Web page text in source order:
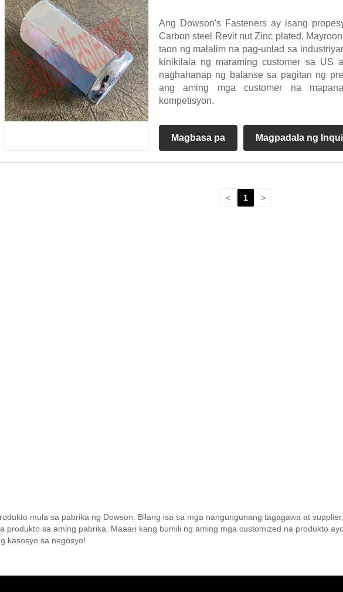
Ang Dowson's Fasteners ay isang
Carbon steel Revit nut Zinc plated.
taon ng malalim na pag-unlad sa
kinikilala ng maraming customer sa US
naghahanap ng balanse sa pagitan ng
ang aming mga customer na
kompetisyon.
Magbasa pa Magpadala ng
< 1 >
mula sa pabrika ng Dowson. Bilang isa sa mga nangungunang tagagawa at
produkto sa aming pabrika. Maaari kang bumili ng aming mga customized na produkto
kasosyo sa negosyo!